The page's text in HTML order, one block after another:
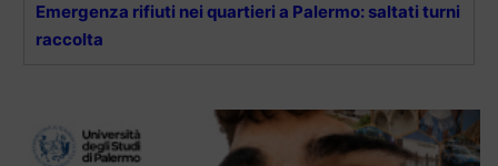
Emergenza rifiuti nei quartieri a Palermo: saltati turni
raccolta